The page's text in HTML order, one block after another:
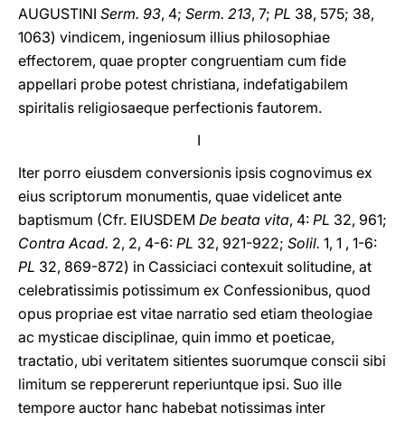
AUGUSTINI Serm. 93, 4; Serm. 213, 7; PL 38, 575; 38,
1063) vindicem, ingeniosum illius philosophiae
effectorem, quae propter congruentiam cum fide
appellari probe potest christiana, indefatigabilem
spiritalis religiosaeque perfectionis fautorem.
I
Iter porro eiusdem conversionis ipsis cognovimus ex
eius scriptorum monumentis, quae videlicet ante
baptismum (Cfr. EIUSDEM De beata vita, 4: PL 32, 961;
Contra Acad. 2, 2, 4-6: PL 32, 921-922; Solil. 1, 1 , 1-6:
PL 32, 869-872) in Cassiciaci contexuit solitudine, at
celebratissimis potissimum ex Confessionibus, quod
opus propriae est vitae narratio sed etiam theologiae
ac mysticae disciplinae, quin immo et poeticae,
tractatio, ubi veritatem sitientes suorumque conscii sibi
limitum se reppererunt reperiuntque ipsi. Suo ille
tempore auctor hanc habebat notissimas inter